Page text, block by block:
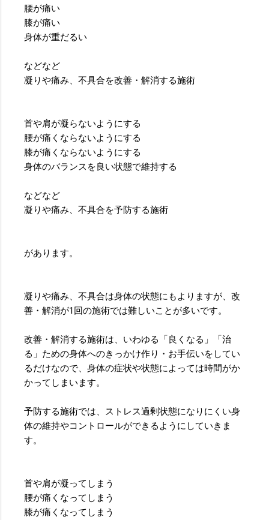
腰が痛い
膝が痛い
身体が重だるい
などなど
凝りや痛み、不具合を改善・解消する施術
首や肩が凝らないようにする
腰が痛くならないようにする
膝が痛くならないようにする
身体のバランスを良い状態で維持する
などなど
凝りや痛み、不具合を予防する施術
があります。
凝りや痛み、不具合は身体の状態にもよりますが、改
善・解消が1回の施術では難しいことが多いです。
改善・解消する施術は、いわゆる「良くなる」「治
る」ための身体へのきっかけ作り・お手伝いをしてい
るだけなので、身体の症状や状態によっては時間がか
かってしまいます。
予防する施術では、ストレス過剰状態になりにくい身
体の維持やコントロールができるようにしていきま
す。
首や肩が凝ってしまう
腰が痛くなってしまう
膝が痛くなってしまう